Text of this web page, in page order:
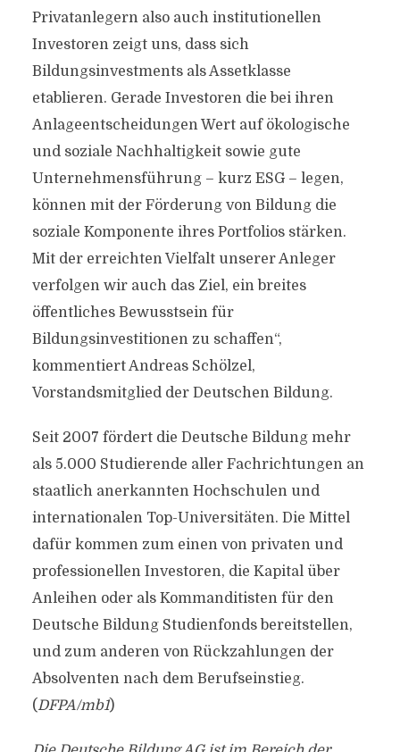
Privatanlegern also auch institutionellen
Investoren zeigt uns, dass sich
Bildungsinvestments als Assetklasse
etablieren. Gerade Investoren die bei ihren
Anlageentscheidungen Wert auf ökologische
und soziale Nachhaltigkeit sowie gute
Unternehmensführung – kurz ESG – legen,
können mit der Förderung von Bildung die
soziale Komponente ihres Portfolios stärken.
Mit der erreichten Vielfalt unserer Anleger
verfolgen wir auch das Ziel, ein breites
öffentliches Bewusstsein für
Bildungsinvestitionen zu schaffen“,
kommentiert Andreas Schölzel,
Vorstandsmitglied der Deutschen Bildung.
Seit 2007 fördert die Deutsche Bildung mehr
als 5.000 Studierende aller Fachrichtungen an
staatlich anerkannten Hochschulen und
internationalen Top-Universitäten. Die Mittel
dafür kommen zum einen von privaten und
professionellen Investoren, die Kapital über
Anleihen oder als Kommanditisten für den
Deutsche Bildung Studienfonds bereitstellen,
und zum anderen von Rückzahlungen der
Absolventen nach dem Berufseinstieg.
(DFPA/mb1)